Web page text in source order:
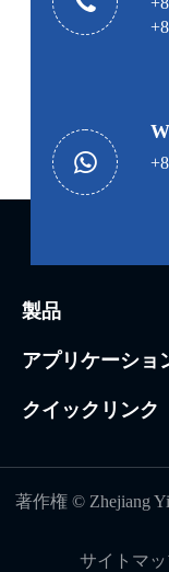
製品
アプリケーショ
クイックリンク
著作権 © Zhejiang
サイトマ